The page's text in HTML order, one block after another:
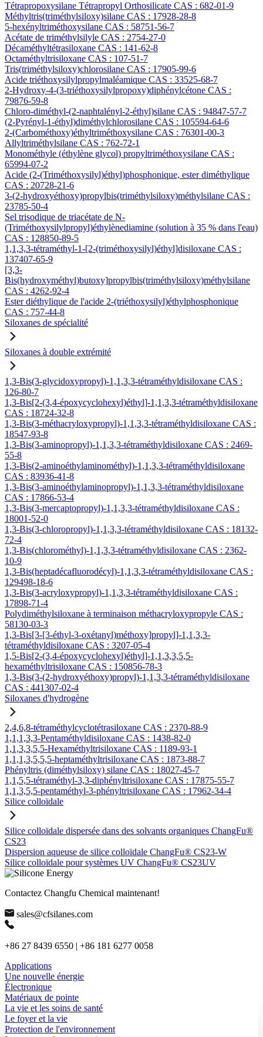
Tétrapropoxysilane Tétrapropyl Orthosilicate CAS : 682-01-9
Méthyltris(triméthylsiloxy)silane CAS : 17928-28-8
5-hexényltriméthoxysilane CAS : 58751-56-7
Acétate de triméthylsilyle CAS : 2754-27-0
Décaméthyltétrasiloxane CAS : 141-62-8
Octaméthyltrisiloxane CAS : 107-51-7
Tris(triméthylsiloxy)chlorosilane CAS : 17905-99-6
Acide triéthoxysilylpropylmaléamique CAS : 33525-68-7
2-Hydroxy-4-(3-triéthoxysilylpropoxy)diphénylcétone CAS :
79876-59-8
Chloro-diméthyl-(2-naphtalényl-2-éthyl)silane CAS : 94847-57-7
(2-Pyrényl-1-éthyl)diméthylchlorosilane CAS : 105594-64-6
2-(Carbométhoxy)éthyltriméthoxysilane CAS : 76301-00-3
Allyltriméthylsilane CAS : 762-72-1
Monométhyle (éthylène glycol) propyltriméthoxysilane CAS :
65994-07-2
Acide (2-(Triméthoxysilyl)éthyl)phosphonique, ester diméthylique
CAS : 20728-21-6
3-(2-hydroxyéthoxy)propylbis(triméthylsiloxy)méthylsilane CAS :
23785-50-4
Sel trisodique de triacétate de N-
(Triméthoxysilylpropyl)éthylènediamine (solution à 35 % dans l'eau)
CAS : 128850-89-5
1,1,3,3-tétraméthyl-1-[2-(triméthoxysilyl)éthyl]disiloxane CAS :
137407-65-9
[3,3-
Bis(hydroxyméthyl)butoxy]propylbis(triméthylsiloxy)méthylsilane
CAS : 4262-92-4
Ester diéthylique de l'acide 2-(triéthoxysilyl)éthylphosphonique
CAS : 757-44-8
Siloxanes de spécialité
Siloxanes à double extrémité
1,3-Bis(3-glycidoxypropyl)-1,1,3,3-tétraméthyldisiloxane CAS :
126-80-7
1,3-Bis[2-(3,4-époxycyclohexyl)éthyl]-1,1,3,3-tétraméthyldisiloxane
CAS : 18724-32-8
1,3-Bis(3-méthacryloxypropyl)-1,1,3,3-tétraméthyldisiloxane CAS :
18547-93-8
1,3-Bis(3-aminopropyl)-1,1,3,3-tétraméthyldisiloxane CAS : 2469-
55-8
1,3-Bis(2-aminoéthylaminométhyl)-1,1,3,3-tétraméthyldisiloxane
CAS : 83936-41-8
1,3-Bis(3-aminoéthylaminopropyl)-1,1,3,3-tétraméthyldisiloxane
CAS : 17866-53-4
1,3-Bis(3-mercaptopropyl)-1,1,3,3-tétraméthyldisiloxane CAS :
18001-52-0
1,3-Bis(3-chloropropyl)-1,1,3,3-tétraméthyldisiloxane CAS : 18132-
72-4
1,3-Bis(chlorométhyl)-1,1,3,3-tétraméthyldisiloxane CAS : 2362-
10-9
1,3-Bis(heptadécafluorodécyl)-1,1,3,3-tétraméthyldisiloxane CAS :
129498-18-6
1,3-Bis(3-acryloxypropyl)-1,1,3,3-tétraméthyldisiloxane CAS :
17898-71-4
Polydiméthylsiloxane à terminaison méthacryloxypropyle CAS :
58130-03-3
1,3-Bis[3-[3-éthyl-3-oxétanyl)méthoxy]propyl]-1,1,3,3-
tétraméthyldisiloxane CAS : 3207-05-4
1,5-Bis[2-(3,4-époxycyclohexyl)éthyl]-1,1,3,3,5,5-
hexaméthyltrisiloxane CAS : 150856-78-3
1,3-Bis(3-(2-hydroxyéthoxy)propyl)-1,1,3,3-tétraméthyldisiloxane
CAS : 441307-02-4
Siloxanes d'hydrogène
2,4,6,8-tétraméthylcyclotétrasiloxane CAS : 2370-88-9
1,1,1,3,3-Pentaméthyldisiloxane CAS : 1438-82-0
1,1,3,3,5,5-Hexaméthyltrisiloxane CAS : 1189-93-1
1,1,1,3,5,5,5-heptaméthyltrisiloxane CAS : 1873-88-7
Phényltris (diméthylsiloxy) silane CAS : 18027-45-7
1,1,5,5-tétraméthyl-3,3-diphényltrisiloxane CAS : 17875-55-7
1,1,3,5,5-pentaméthyl-3-phényltrisiloxane CAS : 17962-34-4
Silice colloïdale
Silice colloïdale dispersée dans des solvants organiques ChangFu®
CS23
Dispersion aqueuse de silice colloïdale ChangFu® CS23-W
Silice colloïdale pour systèmes UV ChangFu® CS23UV
Contactez Changfu Chemical maintenant!
sales@cfsilanes.com
+86 27 8439 6550 | +86 181 6277 0058
Applications
Une nouvelle énergie
Électronique
Matériaux de pointe
La vie et les soins de santé
Le foyer et la vie
Protection de l'environnement